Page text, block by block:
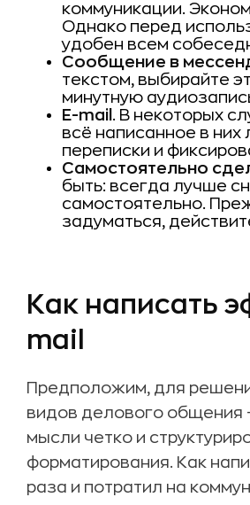
коммуникации.
Однако перед
удобен всем
Сообщение в
текстом, выбирайте
минутную
E-mail . В некоторых
всё написанное в них
переписки и
Самостоятельно
быть: всегда лучше
самостоятельно.
задуматься,
Как написать
mail
Предположим, для
видов делового общения
мысли четко и
форматирования. Как
раза и потратил на